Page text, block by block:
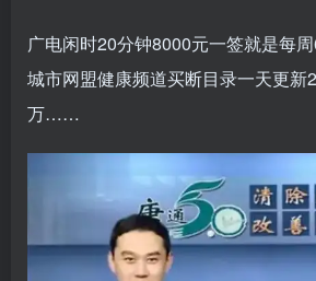
广电闲时20分钟8000元一签就是每周
城市网盟健康频道买断目录一天更新
万……